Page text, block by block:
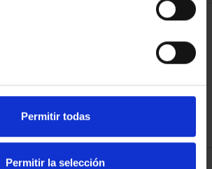
Permitir todas
Permitir la selección
REFINE